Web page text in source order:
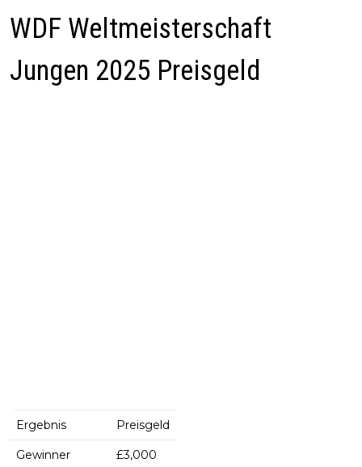
WDF Weltmeisterschaft
Jungen 2025 Preisgeld
Ergebnis Preisgeld
Gewinner £3,000